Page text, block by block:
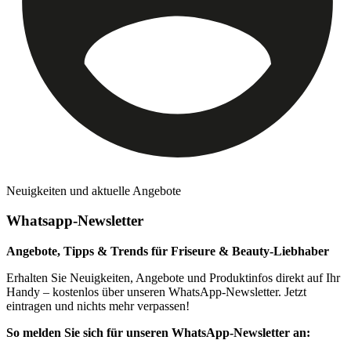
Neuigkeiten und aktuelle Angebote
Whatsapp-Newsletter
Angebote, Tipps & Trends für Friseure & Beauty-Liebhaber
Erhalten Sie Neuigkeiten, Angebote und Produktinfos direkt auf Ihr
Handy – kostenlos über unseren WhatsApp-Newsletter. Jetzt
eintragen und nichts mehr verpassen!
So melden Sie sich für unseren WhatsApp-Newsletter an: